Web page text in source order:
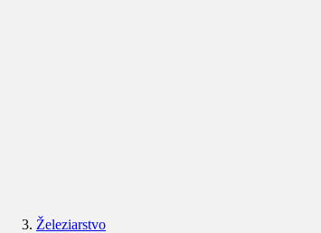
Železiarstvo